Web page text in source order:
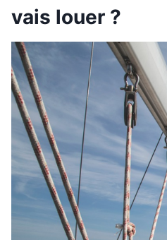
vais louer ?